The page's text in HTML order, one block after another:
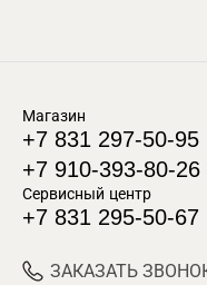
Магазин
+7 831 297-50-95
+7 910-393-80-26
Сервисный центр
+7 831 295-50-67
ЗАКАЗАТЬ